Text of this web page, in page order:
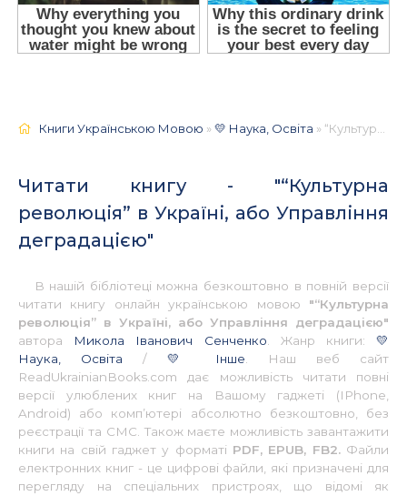
Книги Українською Мовою »💛 Наука, Освіта » “Культурна революція” в Україні, або Управління деградацією 📚 - Українською
Читати книгу - "“Культурна
революція” в Україні, або Управління
деградацією"
В нашій бібліотеці можна безкоштовно в повній версії
читати книгу онлайн українською мовою "“Культурна
революція” в Україні, або Управління деградацією"
автора
Микола Іванович Сенченко . Жанр книги:💛
Наука, Освіта / 💛 Інше . Наш веб сайт
ReadUkrainianBooks.com дає можливість читати повні
версії улюблених книг на Вашому гаджеті (IPhone,
Android) або комп’ютері абсолютно безкоштовно, без
реєстрації та СМС. Також маєте можливість завантажити
книги на свій гаджет у форматі PDF, EPUB, FB2.Файли
електронних книг - це цифрові файли, які призначені для
перегляду на спеціальних пристроях, що відомі як